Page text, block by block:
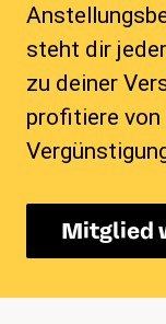
steht dir
zu deiner
profitiere von
Mitglied